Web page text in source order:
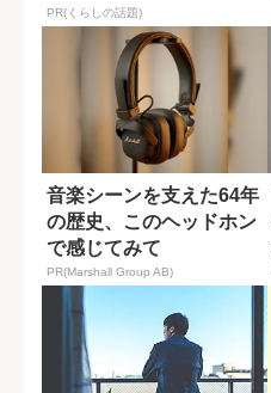
PR(くらしの話題)
音楽シーンを支えた64年
の歴史、このヘッドホン
で感じてみて
PR(Marshall Group AB)